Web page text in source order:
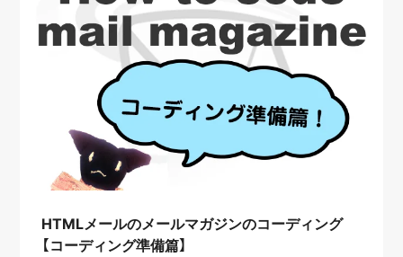
HTMLメールのメールマガジンのコーディング
【コーディング準備篇】